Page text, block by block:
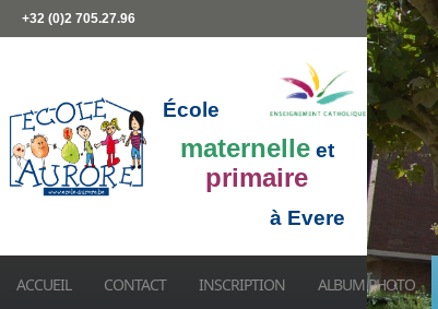
+32 (0)2 705.27.96
École
maternelle et
primaire
à Evere
ACCUEIL CONTACT INSCRIPTION ALBUM PHOTO